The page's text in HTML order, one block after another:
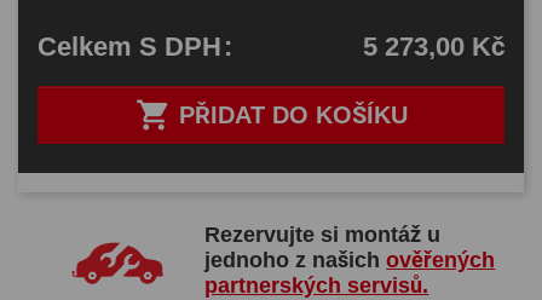
 PŘIDAT DO KOŠÍKU
Celkem S DPH: 5 273,00 Kč
Rezervujte si montáž u
jednoho z našichověřených
partnerských servisů.